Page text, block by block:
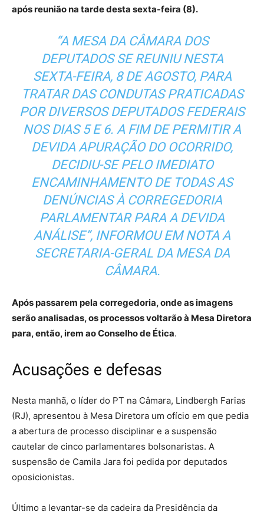
após reunião na tarde desta sexta-feira (8).
“A MESA DA CÂMARA DOS
DEPUTADOS SE REUNIU NESTA
SEXTA-FEIRA, 8 DE AGOSTO, PARA
TRATAR DAS CONDUTAS PRATICADAS
POR DIVERSOS DEPUTADOS FEDERAIS
NOS DIAS 5 E 6. A FIM DE PERMITIR A
DEVIDA APURAÇÃO DO OCORRIDO,
DECIDIU-SE PELO IMEDIATO
ENCAMINHAMENTO DE TODAS AS
DENÚNCIAS À CORREGEDORIA
PARLAMENTAR PARA A DEVIDA
ANÁLISE”, INFORMOU EM NOTA A
SECRETARIA-GERAL DA MESA DA
CÂMARA.
Após passarem pela corregedoria, onde as imagens
serão analisadas, os processos voltarão à Mesa Diretora
para, então, irem ao Conselho de Ética.
Acusações e defesas
Nesta manhã, o líder do PT na Câmara, Lindbergh Farias
(RJ), apresentou à Mesa Diretora um ofício em que pedia
a abertura de processo disciplinar e a suspensão
cautelar de cinco parlamentares bolsonaristas. A
suspensão de Camila Jara foi pedida por deputados
oposicionistas.
Último a levantar-se da cadeira da Presidência da